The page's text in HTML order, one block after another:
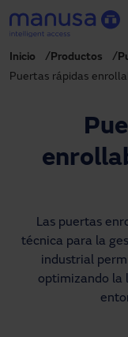
Pasar al contenido
Prescripción
Blog
Sobre nosotros
Inicio Productos
Puertas rápidas
Las puertas
técnica para la
industrial
optimizando la